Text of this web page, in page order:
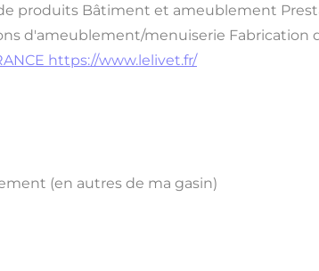
produits Bâtiment et ameublement
d'ameublement/menuiserie Fabrication
https://www.lelivet.fr/
(en autres de ma gasin)